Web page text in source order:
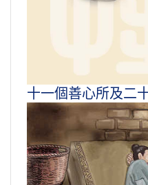
十一個善心所及二